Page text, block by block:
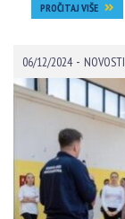
PROČITAJ VIŠE
06/12/2024 - NOVOSTI